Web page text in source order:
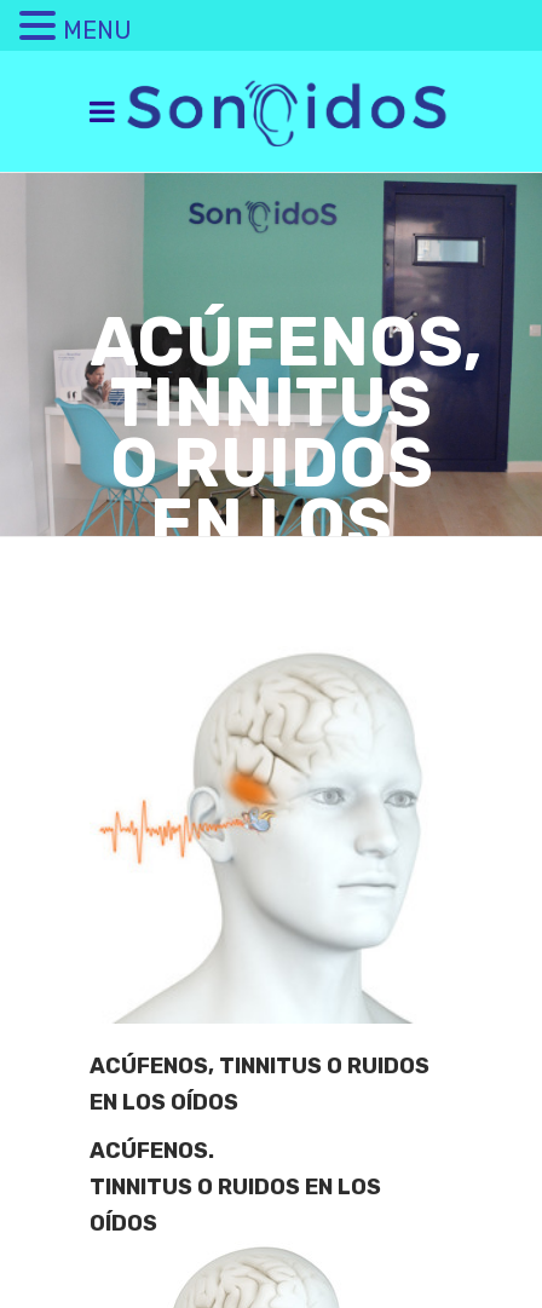
ACÚFENOS,
TINNITUS
O RUIDOS
EN LOS
ACÚFENOS, TINNITUS O RUIDOS
EN LOS OÍDOS
ACÚFENOS.
TINNITUS O RUIDOS EN LOS
OÍDOS
MENU